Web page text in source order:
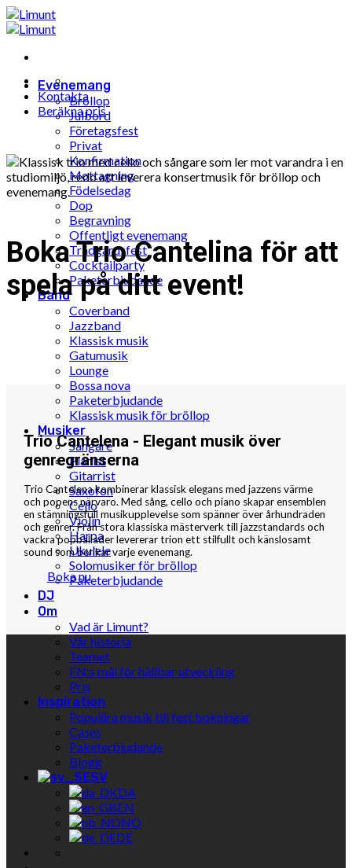
Hoppa
till
Evenemang
Bröllop
Julbord
Företagsfest
Privat
Konfirmation
Mottagning
Födelsedag
Dop
Begravning
Offentligt evenemang
Trädgårdsfest
Cocktailparty
Paketerbjudande
Band
Coverband
Jazzband
Klassisk musik
Gatumusik
Lounge
Bossa nova
Paketerbjudande
Klassisk musik för bröllop
Musiker
Sångare
Pianist
Gitarrist
Saxofon
Cello
Violin
Harpa
Ukulele
Solomusiker för bröllop
Paketerbjudande
DJ
Om
Vad är Limunt?
Vår historia
Teamet
FN:s mål för hållbar utveckling
Pris
Inspiration
Populära musik till fest bokningar
Cases
Paketerbjudande
Blogg
SV
DA
EN
NO
DE
Kontakta
Beräkna pris
Boka Trio Cantelina för att
spela på ditt event!
Trio Cantelena - Elegant musik över
genregränserna
Trio Cantelena kombinerar klassisk elegans med jazzens värme
och popens närvaro. Med sång, cello och piano skapar ensemblen
en stämningsfull musikupplevelse som spänner över århundraden
och genrer. Från stora klassiska mästerverk till jazzstandards och
vackra popballader levererar trion ett stilfullt och känslosamt
sound som berikar varje evenemang.
Boka nu